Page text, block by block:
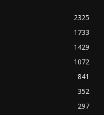
2325
1733
1429
1072
841
352
297